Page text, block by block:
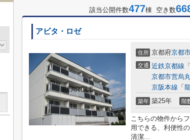
該当公開件数477棟 空き数
アビタ・ロゼ
住所 京都府京都
交通 近鉄京都線 「
京都市営烏
京阪本線 「
築年 築25年 階
こちらの物件から
用できる、利便性
清潔...